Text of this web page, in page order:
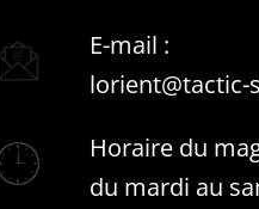
E-mail :
lorient@tactic-
Horaire du
du mardi au